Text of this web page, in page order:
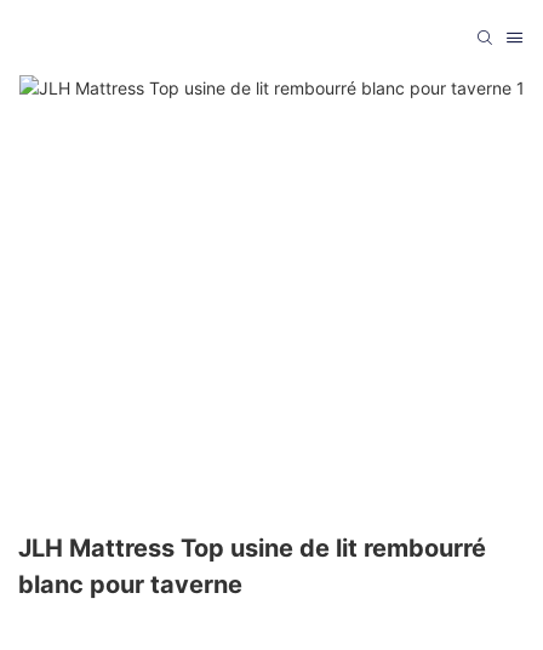
JLH Mattress Top usine de lit rembourré
blanc pour taverne